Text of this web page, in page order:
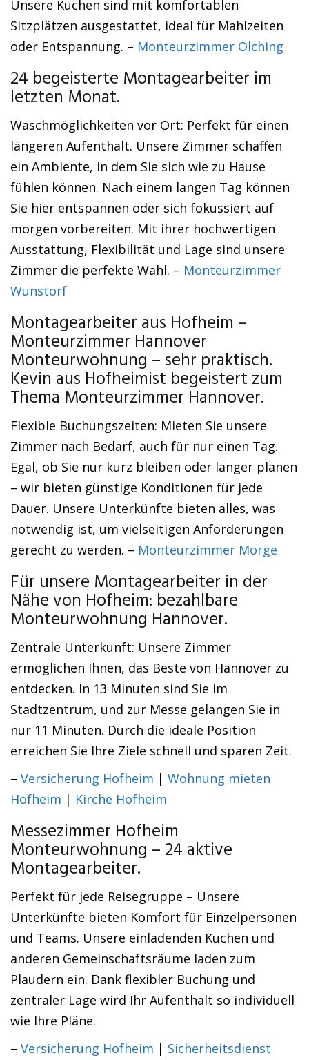
Unsere Küchen sind mit komfortablen
Sitzplätzen ausgestattet, ideal für Mahlzeiten
oder Entspannung. – Monteurzimmer Olching
24 begeisterte Montagearbeiter im
letzten Monat.
Waschmöglichkeiten vor Ort: Perfekt für einen
längeren Aufenthalt. Unsere Zimmer schaffen
ein Ambiente, in dem Sie sich wie zu Hause
fühlen können. Nach einem langen Tag können
Sie hier entspannen oder sich fokussiert auf
morgen vorbereiten. Mit ihrer hochwertigen
Ausstattung, Flexibilität und Lage sind unsere
Zimmer die perfekte Wahl. – Monteurzimmer
Wunstorf
Montagearbeiter aus Hofheim –
Monteurzimmer Hannover
Monteurwohnung – sehr praktisch.
Kevin aus Hofheimist begeistert zum
Thema Monteurzimmer Hannover.
Flexible Buchungszeiten: Mieten Sie unsere
Zimmer nach Bedarf, auch für nur einen Tag.
Egal, ob Sie nur kurz bleiben oder länger planen
– wir bieten günstige Konditionen für jede
Dauer. Unsere Unterkünfte bieten alles, was
notwendig ist, um vielseitigen Anforderungen
gerecht zu werden. – Monteurzimmer Morge
Für unsere Montagearbeiter in der
Nähe von Hofheim: bezahlbare
Monteurwohnung Hannover.
Zentrale Unterkunft: Unsere Zimmer
ermöglichen Ihnen, das Beste von Hannover zu
entdecken. In 13 Minuten sind Sie im
Stadtzentrum, und zur Messe gelangen Sie in
nur 11 Minuten. Durch die ideale Position
erreichen Sie Ihre Ziele schnell und sparen Zeit.
– Versicherung Hofheim | Wohnung mieten
Hofheim | Kirche Hofheim
Messezimmer Hofheim
Monteurwohnung – 24 aktive
Montagearbeiter.
Perfekt für jede Reisegruppe – Unsere
Unterkünfte bieten Komfort für Einzelpersonen
und Teams. Unsere einladenden Küchen und
anderen Gemeinschaftsräume laden zum
Plaudern ein. Dank flexibler Buchung und
zentraler Lage wird Ihr Aufenthalt so individuell
wie Ihre Pläne.
– Versicherung Hofheim | Sicherheitsdienst